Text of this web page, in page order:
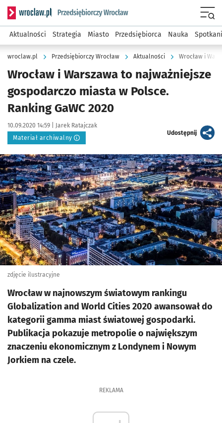
Serwis informacyjny wroclaw.pl podserwis: Strategia
Aktualności Strategia Miasto Przedsiębiorca Nauka
wroclaw.pl Przedsiębiorczy Wrocław Aktualności
Wrocław i Warszawa to najważniejsze
gospodarczo miasta w Polsce.
Ranking GaWC 2020
Data publikacji:
10.09.2020 14:59 | Autor:
Jarek Ratajczak
Materiał archiwalny
Udostępnijartykuł
Kliknij, aby powiększyć
zdjęcie ilustracyjne
Wrocław w najnowszym światowym rankingu
Globalization and World Cities 2020 awansował do
kategorii gamma miast światowej gospodarki.
Publikacja pokazuje metropolie o największym
znaczeniu ekonomicznym z Londynem i Nowym
Jorkiem na czele.
REKLAMA